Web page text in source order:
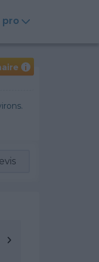
pro
i